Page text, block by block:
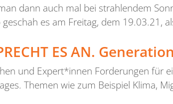
dann auch mal bei strahlendem
geschah es am Freitag, dem 19.03.21,
ES AN.
und Expert*innen Forderungen für
Themen wie zum Beispiel Klima,